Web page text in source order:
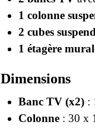
1 colonne
2 cubes
1 étagère
Dimensions
Banc TV (x2) :
Colonne : 30 x